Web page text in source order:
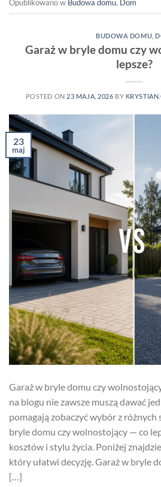
Opublikowano w Budowa domu, Dom
BUDOWA DOMU ,
Garaż w bryle domu czy
lepsze?
POSTED ON 23 MAJA, 2026 BY
23
maj
Garaż w bryle domu czy
na blogu nie zawsze muszą dawać
pomagają zobaczyć wybór z różnych
bryle domu czy wolnostojący — co
kosztów i stylu życia. Poniżej
który ułatwi decyzję. Garaż w bryle
[…]